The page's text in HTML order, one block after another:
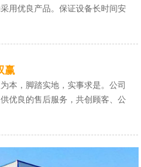
用优良产品。保证设备长时间安
赢
本，脚踏实地，实事求是。公司
优良的售后服务，共创顾客、公